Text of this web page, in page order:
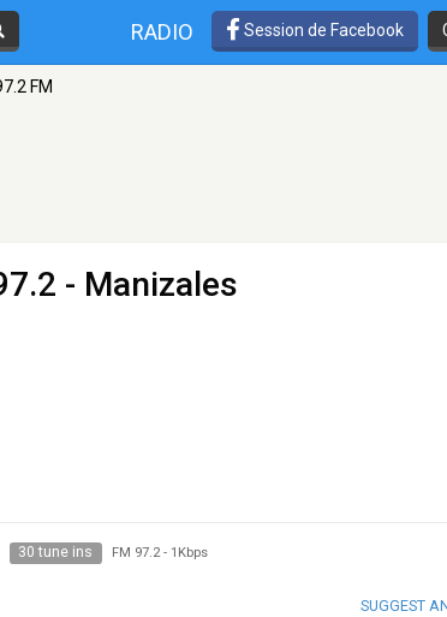
RADIO Session de Facebook
FM
- Manizales
30 tune ins FM 97.2- 1Kbps
SUGGEST